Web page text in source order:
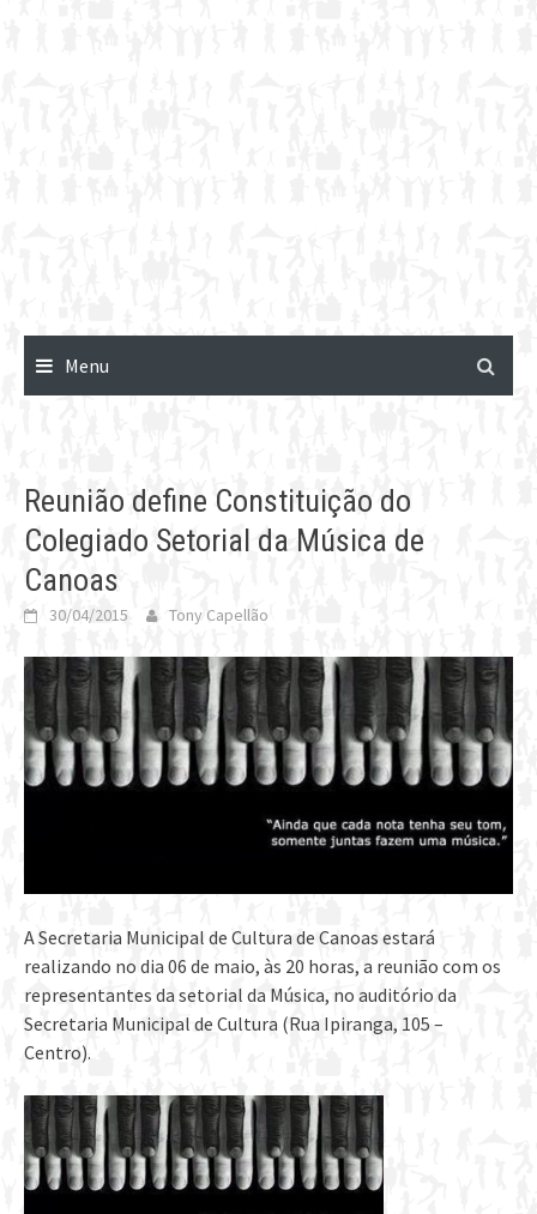
Menu
Reunião define Constituição do
Colegiado Setorial da Música de
Canoas
30/04/2015 Tony Capellão
A Secretaria Municipal de Cultura de Canoas estará
realizando no dia 06 de maio, às 20 horas, a reunião com os
representantes da setorial da Música, no auditório da
Secretaria Municipal de Cultura (Rua Ipiranga, 105 –
Centro).